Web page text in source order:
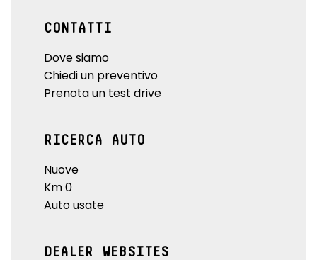
CONTATTI
Dove siamo
Chiedi un preventivo
Prenota un test drive
RICERCA AUTO
Nuove
Km 0
Auto usate
DEALER WEBSITES